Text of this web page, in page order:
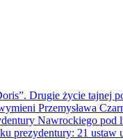
Drugie życie tajnej
Przemysława
Nawrockiego pod
prezydentury: 21 ustaw